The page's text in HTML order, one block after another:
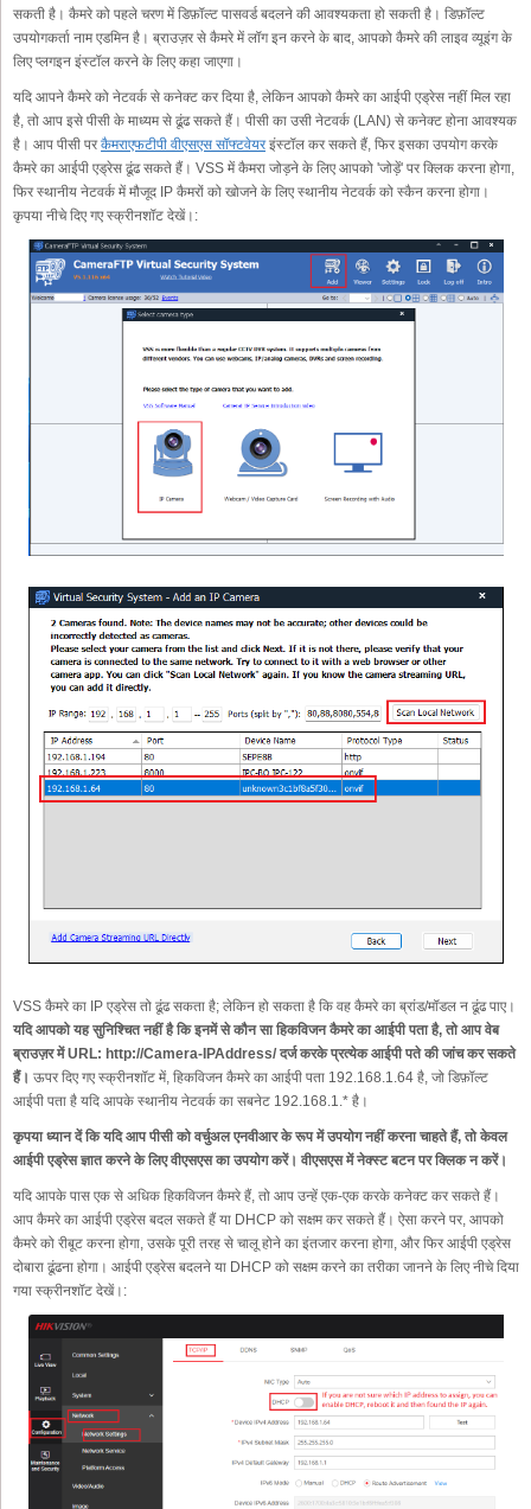
सकती है। कैमरे को पहले चरण में डिफ़ॉल्ट पासवर्ड बदलने की आवश्यकता हो सकती है। डिफ़ॉल्ट
उपयोगकर्ता नाम एडमिन है। ब्राउज़र से कैमरे में लॉग इन करने के बाद, आपको कैमरे की लाइव व्यूइंग के
लिए प्लगइन इंस्टॉल करने के लिए कहा जाएगा।
यदि आपने कैमरे को नेटवर्क से कनेक्ट कर दिया है, लेकिन आपको कैमरे का आईपी एड्रेस नहीं मिल रहा
है, तो आप इसे पीसी के माध्यम से ढूंढ सकते हैं। पीसी का उसी नेटवर्क (LAN) से कनेक्ट होना आवश्यक
है। आप पीसी परकैमराएफटीपी वीएसएस सॉफ्टवेयरइंस्टॉल कर सकते हैं, फिर इसका उपयोग करके
कैमरे का आईपी एड्रेस ढूंढ सकते हैं। VSS में कैमरा जोड़ने के लिए आपको 'जोड़ें' पर क्लिक करना होगा,
फिर स्थानीय नेटवर्क में मौजूद IP कैमरों को खोजने के लिए स्थानीय नेटवर्क को स्कैन करना होगा।
कृपया नीचे दिए गए स्क्रीनशॉट देखें।:
VSS कैमरे का IP एड्रेस तो ढूंढ सकता है; लेकिन हो सकता है कि वह कैमरे का ब्रांड/मॉडल न ढूंढ पाए।
यदि आपको यह सुनिश्चित नहीं है कि इनमें से कौन सा हिकविजन कैमरे का आईपी पता है, तो आप वेब
ब्राउज़र में URL: http://Camera-IPAddress/ दर्ज करके प्रत्येक आईपी पते की जांच कर सकते
हैं। ऊपर दिए गए स्क्रीनशॉट में, हिकविजन कैमरे का आईपी पता 192.168.1.64 है, जो डिफ़ॉल्ट
आईपी पता है यदि आपके स्थानीय नेटवर्क का सबनेट 192.168.1.* है।
कृपया ध्यान दें कि यदि आप पीसी को वर्चुअल एनवीआर के रूप में उपयोग नहीं करना चाहते हैं, तो केवल
आईपी एड्रेस ज्ञात करने के लिए वीएसएस का उपयोग करें। वीएसएस में नेक्स्ट बटन पर क्लिक न करें।
यदि आपके पास एक से अधिक हिकविजन कैमरे हैं, तो आप उन्हें एक-एक करके कनेक्ट कर सकते हैं।
आप कैमरे का आईपी एड्रेस बदल सकते हैं या DHCP को सक्षम कर सकते हैं। ऐसा करने पर, आपको
कैमरे को रीबूट करना होगा, उसके पूरी तरह से चालू होने का इंतजार करना होगा, और फिर आईपी एड्रेस
दोबारा ढूंढना होगा। आईपी एड्रेस बदलने या DHCP को सक्षम करने का तरीका जानने के लिए नीचे दिया
गया स्क्रीनशॉट देखें।: